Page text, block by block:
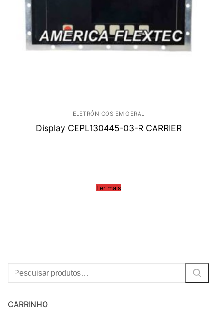
ELETRÔNICOS EM GERAL
Display CEPL130445-03-R CARRIER
Ler mais
Procurar:
CARRINHO